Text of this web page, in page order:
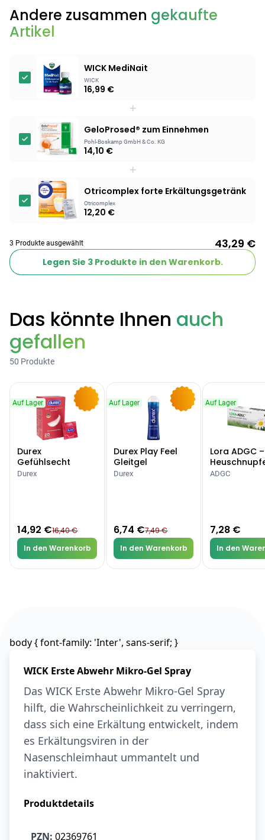
Categories
TestzentrumArzneimittel
&
Gesundheit
Hygiene &
Haushalt
Baby &
Familie
Sanitätshaus
Products
ARZNEIMITTEL & GESUNDHEIT
ARZNEIMITTEL & GESUNDHEIT
Durex Play Feel
Gleitgel
BEAUTY & PFLEGE
Pflegecreme für
die ganze Familie
5,91 € 6,35 € -7%
BEAUTY & PFLEGE
Linola Forte
Shampoo für
juckende, trockene
oder zu
Schuppenflechte
12,28 € 16,37 € -25%
ARZNEIMITTEL & GESUNDHEIT
Vagisan Milchsäure
pH-Wert-
12,89 €
OHROPAX® Classic
Andere zusammen gekaufte
Artikel
WICK MediNait
WICK
16,99 €
+
GeloProsed® zum Einnehmen
Pohl-Boskamp GmbH & Co. KG
14,10 €
+
Otricomplex forte Erkältungsgetränk
Otricomplex
12,20 €
3 Produkte ausgewählt 43,29 €
Legen Sie 3Produkte in den Warenkorb.
Das könnte Ihnen auch
gefallen
50 Produkte
-9%
Auf Lager
Durex
Gefühlsecht
Classic Kondome
Durex
14,92 €16,40 €
In den Warenkorb
-10%
Auf Lager
Durex Play Feel
Gleitgel
Durex
6,74 €7,49 €
In den Warenkorb
Auf Lager
Lora ADGC
Allergien
ADGC
7,28 €
In den
body { font-family: 'Inter', sans-serif; }
WICK Erste Abwehr Mikro-Gel Spray
Das WICK Erste Abwehr Mikro-Gel Spray
hilft, die Wahrscheinlichkeit zu verringern,
dass sich eine Erkältung entwickelt, indem
es Erkältungsviren in der
Nasenschleimhaut ummantelt und
inaktiviert.
Produktdetails
PZN: 02369761